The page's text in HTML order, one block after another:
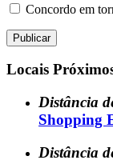
Concordo em
Locais
Distância
Shopping
Distância